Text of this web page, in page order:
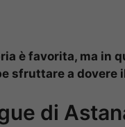
è favorita, ma in
sfruttare a dovere
di